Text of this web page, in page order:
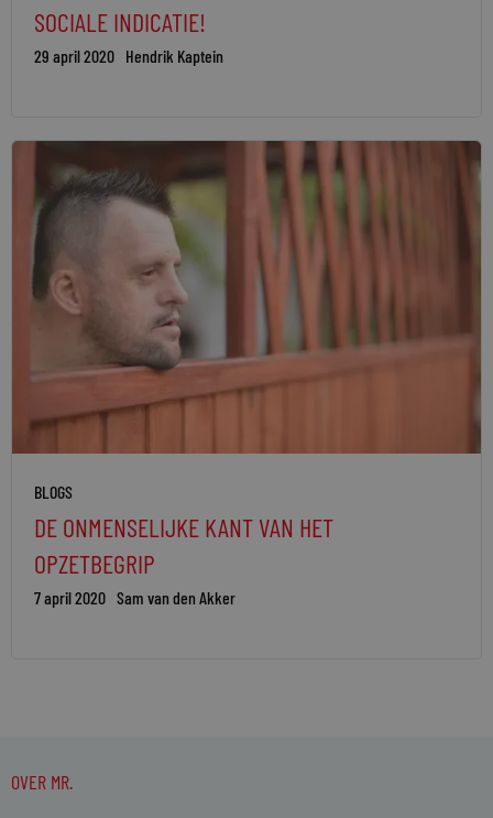
SOCIALE INDICATIE!
29 april 2020 Hendrik Kaptein
BLOGS
DE ONMENSELIJKE KANT VAN HET
OPZETBEGRIP
7 april 2020 Sam van den Akker
OVER MR.